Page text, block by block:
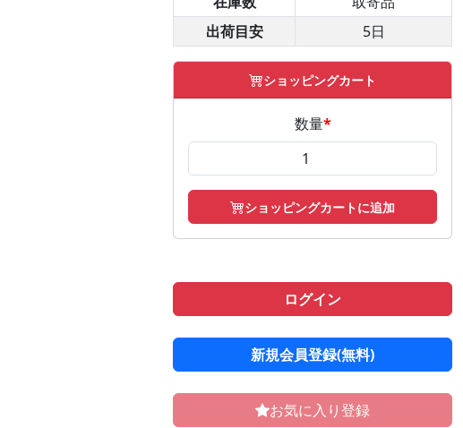
出荷目安
5日
ショッピングカート
数量*
ショッピングカートに追加
ログイン
新規会員登録(無料)
お気に入り登録